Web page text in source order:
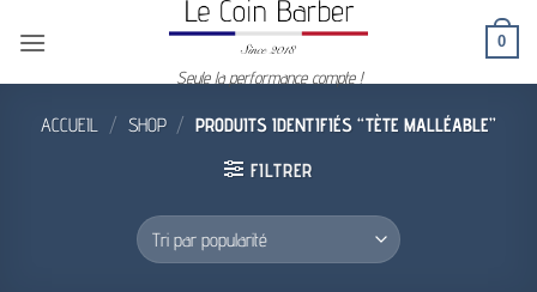
Seule la performance compte !
0
ACCUEIL / SHOP / PRODUITS IDENTIFIÉS “TÈTE MALLÉABLE”
FILTRER